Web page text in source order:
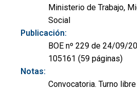
Ministerio de Trabajo,
Social
Publicación:
BOE nº 229 de 24/09/
105161 (59 páginas)
Notas:
Convocatoria. Turno